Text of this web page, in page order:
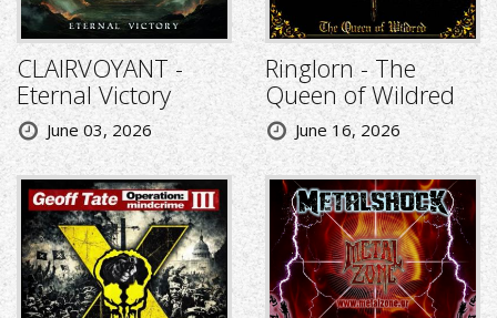
CLAIRVOYANT -
Eternal Victory
June 03, 2026
Ringlorn - The
Queen of Wildred
June 16, 2026